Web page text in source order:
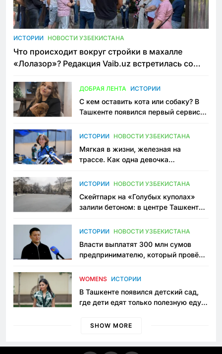
ИСТОРИИ НОВОСТИ УЗБЕКИСТАНА
Что происходит вокруг стройки в махалле
«Лолазор»? Редакция Vaib.uz встретилась со
ДОБРАЯ ЛЕНТА ИСТОРИИ
С кем оставить кота или собаку? В
Ташкенте появился первый сервис
ИСТОРИИ НОВОСТИ УЗБЕКИСТАНА
Мягкая в жизни, железная на
трассе. Как одна девочка
Узбекистане
ИСТОРИИ НОВОСТИ УЗБЕКИСТАНА
Скейтпарк на «Голубых куполах»
залили бетоном: в центре Ташкента
пространство
ИСТОРИИ НОВОСТИ УЗБЕКИСТАНА
Власти выплатят 300 млн сумов
предпринимателю, который провёл
приговору
WOMENS ИСТОРИИ
В Ташкенте появился детский сад,
где дети едят только полезную еду.
просить «кашу без сахара»
SHOW MORE